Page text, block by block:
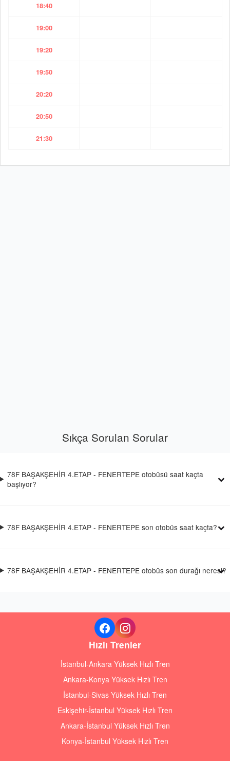
18:40
19:00
19:20
19:50
20:20
20:50
21:30
Sıkça Sorulan Sorular
78F BAŞAKŞEHİR 4.ETAP - FENERTEPE otobüsü saat kaçta
başlıyor?
78F BAŞAKŞEHİR 4.ETAP - FENERTEPE son otobüs saat kaçta?
78F BAŞAKŞEHİR 4.ETAP - FENERTEPE otobüs son durağı neresi?
Hızlı Trenler
İstanbul-Ankara Yüksek Hızlı Tren
Ankara-Konya Yüksek Hızlı Tren
İstanbul-Sivas Yüksek Hızlı Tren
Eskişehir-İstanbul Yüksek Hızlı Tren
Ankara-İstanbul Yüksek Hızlı Tren
Konya-İstanbul Yüksek Hızlı Tren